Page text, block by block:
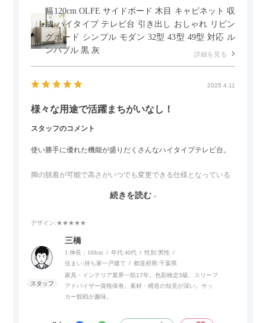
幅120cm OLFE サイドボード 木目 キャビネット 収
納 ハイタイプ テレビ台 引き出し おしゃれ リビン
グボード シンプル モダン 32型 43型 49型 対応 ル
ンバブル 黒 灰
詳細を見る
2025.4.11
様々な用途で活躍まちがいなし！
スタッフのコメント
使い勝手に優れた機能が盛りだくさんなハイタイプテレビ台。
脚の脱着が可能で高さがいつでも変更できる仕様となっている
また、補助テーブルとして使用可能なスライドテーブルや収納
内部にもプリンターなどが置けるスライド棚板がついているの
でテレビ台以外にもオフィスなどでの収納家具やリビングでの
サイドボードとして多目的な用途に対応しています。
また、扉は横方向へのスライド式となっているので開閉時のス
ペースを最小限に抑えられ、省スペースでご利用いただけるの
続きを読む
デザイン:★★★★★
三橋
1:伸長：169cm 年代:40代 性別:男性
住まい:持ち家一戸建て 都道府県:千葉県
家具・インテリア業界一筋17年。色彩検定3級、スリープ
アドバイザー資格保有。素材・構造の知見が深い。サッ
カー観戦が趣味。